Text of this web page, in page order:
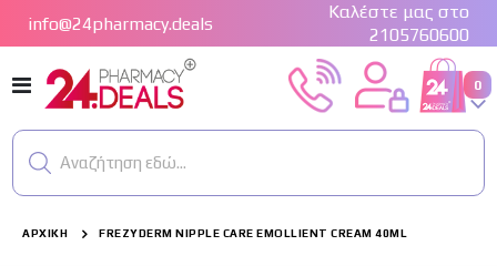
info@24pharmacy.deals
Καλέστε μας στο
2105760600
Εναλλαγή
Πλοήγησης
Cart
0
Αναζήτηση εδώ...
ΑΡΧΙΚΉ FREZYDERM NIPPLE CARE EMOLLIENT CREAM 40ML